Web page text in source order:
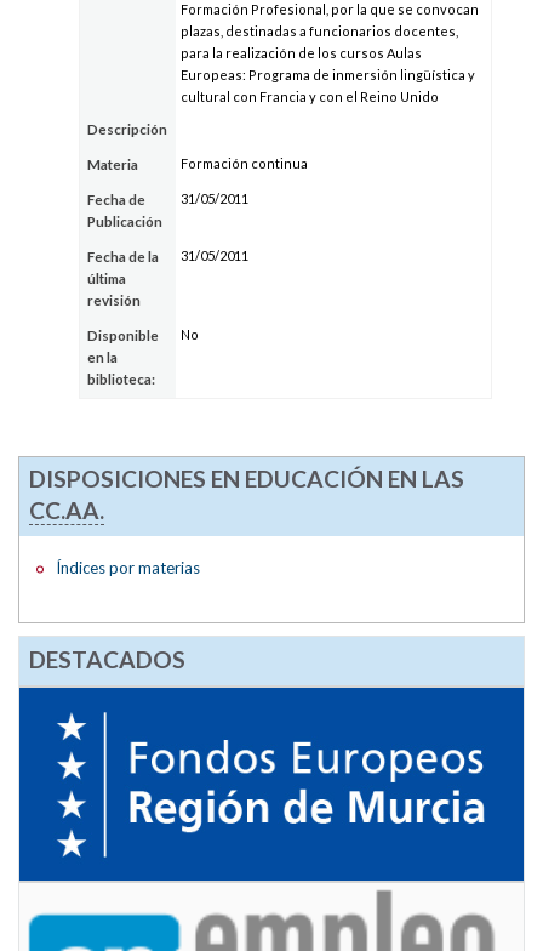
Formación Profesional, por la que se convocan
plazas, destinadas a funcionarios docentes,
para la realización de los cursos Aulas
Europeas: Programa de inmersión lingüística y
cultural con Francia y con el Reino Unido
Descripción
Materia Formación continua
Fecha de
Publicación
31/05/2011
Fecha de la
última
revisión
31/05/2011
Disponible
en la
biblioteca:
No
DISPOSICIONES EN EDUCACIÓN EN LAS
CC.AA.
Índices por materias
DESTACADOS